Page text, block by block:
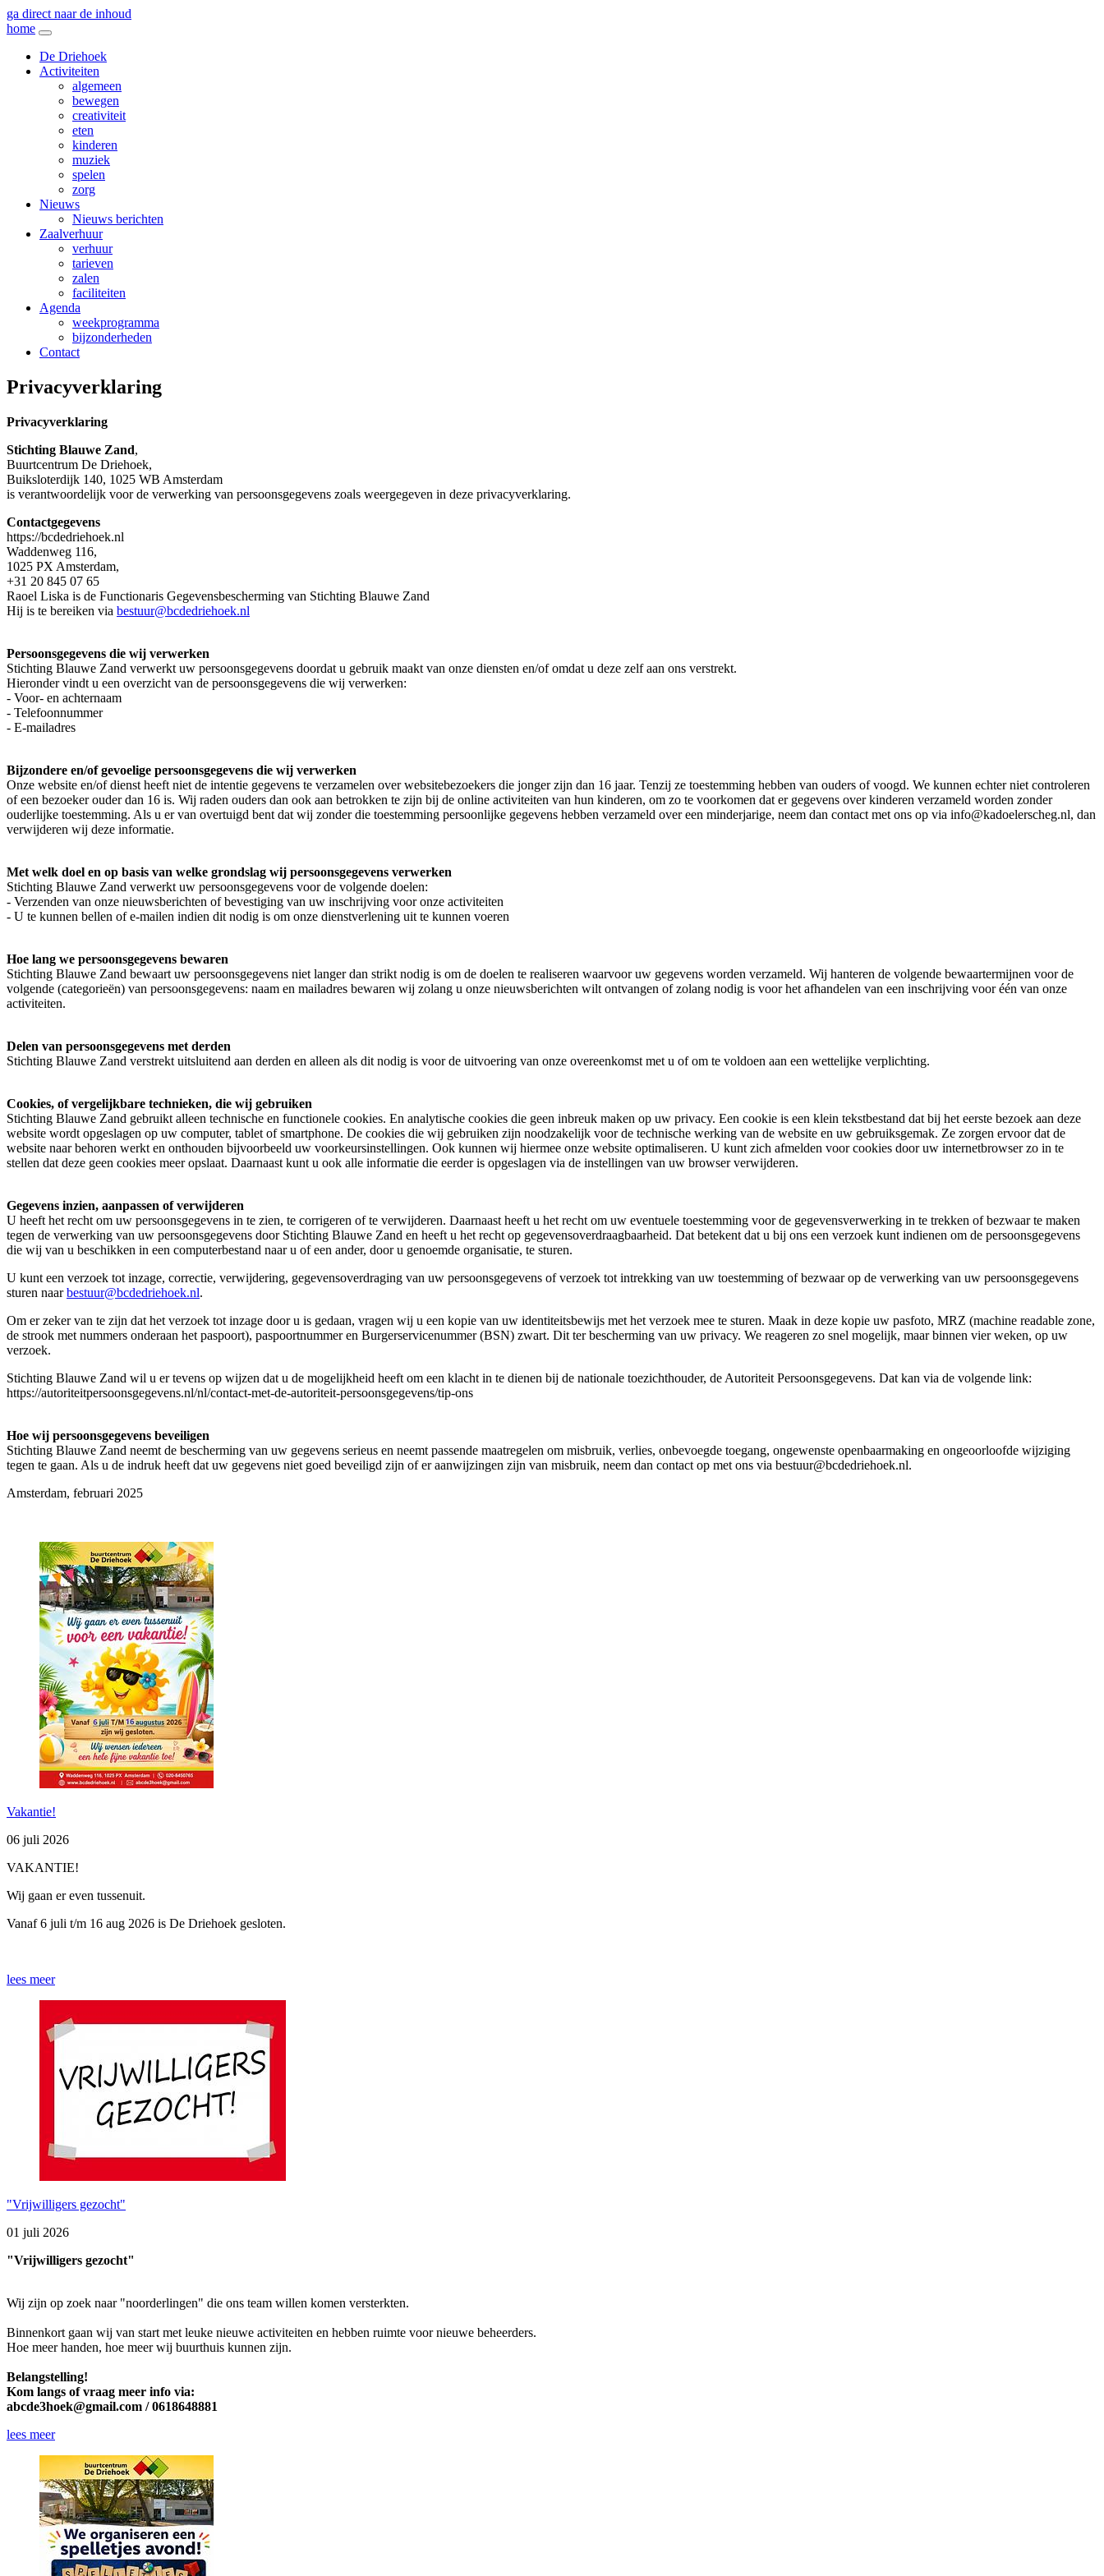
ga direct naar de inhoud
home
De Driehoek
Activiteiten
algemeen
bewegen
creativiteit
eten
kinderen
muziek
spelen
zorg
Nieuws
Nieuws berichten
Zaalverhuur
verhuur
tarieven
zalen
faciliteiten
Agenda
weekprogramma
bijzonderheden
Contact
Privacyverklaring
Privacyverklaring
Stichting Blauwe Zand,
Buurtcentrum De Driehoek,
Buiksloterdijk 140, 1025 WB Amsterdam
is verantwoordelijk voor de verwerking van persoonsgegevens zoals weergegeven in deze privacyverklaring.
Contactgegevens
https://bcdedriehoek.nl
Waddenweg 116,
1025 PX Amsterdam,
+31 20 845 07 65
Raoel Liska is de Functionaris Gegevensbescherming van Stichting Blauwe Zand
Hij is te bereiken via bestuur@bcdedriehoek.nl
Persoonsgegevens die wij verwerken
Stichting Blauwe Zand verwerkt uw persoonsgegevens doordat u gebruik maakt van onze diensten en/of omdat u deze zelf aan ons verstrekt.
Hieronder vindt u een overzicht van de persoonsgegevens die wij verwerken:
- Voor- en achternaam
- Telefoonnummer
- E-mailadres
Bijzondere en/of gevoelige persoonsgegevens die wij verwerken
Onze website en/of dienst heeft niet de intentie gegevens te verzamelen over websitebezoekers die jonger zijn dan 16 jaar. Tenzij ze toestemming hebben van ouders of voogd. We kunnen echter niet controleren
of een bezoeker ouder dan 16 is. Wij raden ouders dan ook aan betrokken te zijn bij de online activiteiten van hun kinderen, om zo te voorkomen dat er gegevens over kinderen verzameld worden zonder
ouderlijke toestemming. Als u er van overtuigd bent dat wij zonder die toestemming persoonlijke gegevens hebben verzameld over een minderjarige, neem dan contact met ons op via info@kadoelerscheg.nl, dan
verwijderen wij deze informatie.
Met welk doel en op basis van welke grondslag wij persoonsgegevens verwerken
Stichting Blauwe Zand verwerkt uw persoonsgegevens voor de volgende doelen:
- Verzenden van onze nieuwsberichten of bevestiging van uw inschrijving voor onze activiteiten
- U te kunnen bellen of e-mailen indien dit nodig is om onze dienstverlening uit te kunnen voeren
Hoe lang we persoonsgegevens bewaren
Stichting Blauwe Zand bewaart uw persoonsgegevens niet langer dan strikt nodig is om de doelen te realiseren waarvoor uw gegevens worden verzameld. Wij hanteren de volgende bewaartermijnen voor de
volgende (categorieën) van persoonsgegevens: naam en mailadres bewaren wij zolang u onze nieuwsberichten wilt ontvangen of zolang nodig is voor het afhandelen van een inschrijving voor één van onze
activiteiten.
Delen van persoonsgegevens met derden
Stichting Blauwe Zand verstrekt uitsluitend aan derden en alleen als dit nodig is voor de uitvoering van onze overeenkomst met u of om te voldoen aan een wettelijke verplichting.
Cookies, of vergelijkbare technieken, die wij gebruiken
Stichting Blauwe Zand gebruikt alleen technische en functionele cookies. En analytische cookies die geen inbreuk maken op uw privacy. Een cookie is een klein tekstbestand dat bij het eerste bezoek aan deze
website wordt opgeslagen op uw computer, tablet of smartphone. De cookies die wij gebruiken zijn noodzakelijk voor de technische werking van de website en uw gebruiksgemak. Ze zorgen ervoor dat de
website naar behoren werkt en onthouden bijvoorbeeld uw voorkeursinstellingen. Ook kunnen wij hiermee onze website optimaliseren. U kunt zich afmelden voor cookies door uw internetbrowser zo in te
stellen dat deze geen cookies meer opslaat. Daarnaast kunt u ook alle informatie die eerder is opgeslagen via de instellingen van uw browser verwijderen.
Gegevens inzien, aanpassen of verwijderen
U heeft het recht om uw persoonsgegevens in te zien, te corrigeren of te verwijderen. Daarnaast heeft u het recht om uw eventuele toestemming voor de gegevensverwerking in te trekken of bezwaar te maken
tegen de verwerking van uw persoonsgegevens door Stichting Blauwe Zand en heeft u het recht op gegevensoverdraagbaarheid. Dat betekent dat u bij ons een verzoek kunt indienen om de persoonsgegevens
die wij van u beschikken in een computerbestand naar u of een ander, door u genoemde organisatie, te sturen.
U kunt een verzoek tot inzage, correctie, verwijdering, gegevensoverdraging van uw persoonsgegevens of verzoek tot intrekking van uw toestemming of bezwaar op de verwerking van uw persoonsgegevens
sturen naarbestuur@bcdedriehoek.nl.
Om er zeker van te zijn dat het verzoek tot inzage door u is gedaan, vragen wij u een kopie van uw identiteitsbewijs met het verzoek mee te sturen. Maak in deze kopie uw pasfoto, MRZ (machine readable zone,
de strook met nummers onderaan het paspoort), paspoortnummer en Burgerservicenummer (BSN) zwart. Dit ter bescherming van uw privacy. We reageren zo snel mogelijk, maar binnen vier weken, op uw
verzoek.
Stichting Blauwe Zand wil u er tevens op wijzen dat u de mogelijkheid heeft om een klacht in te dienen bij de nationale toezichthouder, de Autoriteit Persoonsgegevens. Dat kan via de volgende link:
https://autoriteitpersoonsgegevens.nl/nl/contact-met-de-autoriteit-persoonsgegevens/tip-ons
Hoe wij persoonsgegevens beveiligen
Stichting Blauwe Zand neemt de bescherming van uw gegevens serieus en neemt passende maatregelen om misbruik, verlies, onbevoegde toegang, ongewenste openbaarmaking en ongeoorloofde wijziging
tegen te gaan. Als u de indruk heeft dat uw gegevens niet goed beveiligd zijn of er aanwijzingen zijn van misbruik, neem dan contact op met ons via bestuur@bcdedriehoek.nl.
Amsterdam, februari 2025
Vakantie!
06 juli 2026
VAKANTIE!
Wij gaan er even tussenuit.
Vanaf 6 juli t/m 16 aug 2026 is De Driehoek gesloten.
lees meer
"Vrijwilligers gezocht"
01 juli 2026
"Vrijwilligers gezocht"
Wij zijn op zoek naar "noorderlingen" die ons team willen komen versterkten.
Binnenkort gaan wij van start met leuke nieuwe activiteiten en hebben ruimte voor nieuwe beheerders.
Hoe meer handen, hoe meer wij buurthuis kunnen zijn.
Belangstelling!
Kom langs of vraag meer info via:
abcde3hoek@gmail.com / 0618648881
lees meer